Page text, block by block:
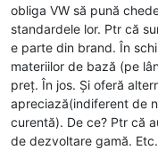
obliga VW să pună
standardele lor. Ptr că
e parte din brand. În
materiilor de bază (pe
preț. În jos. Și oferă
apreciază(indiferent de
curentă). De ce? Ptr că
de dezvoltare gamă.